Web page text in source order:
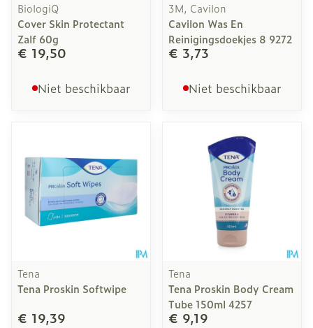
BiologiQ
Cover Skin Protectant
Zalf 60g
€ 19,50
Niet beschikbaar
3M, Cavilon
Cavilon Was En
Reinigingsdoekjes 8 9272
€ 3,73
Niet beschikbaar
Tena
Tena Proskin Softwipe
€ 19,39
Tena
Tena Proskin Body Cream
Tube 150ml 4257
€ 9,19